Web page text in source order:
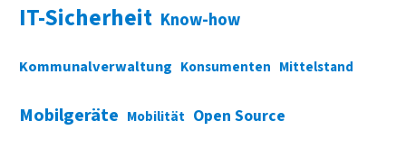
IT-Sicherheit Know-how
Kommunalverwaltung Konsumenten Mittelstand
Mobilgeräte Mobilität Open Source